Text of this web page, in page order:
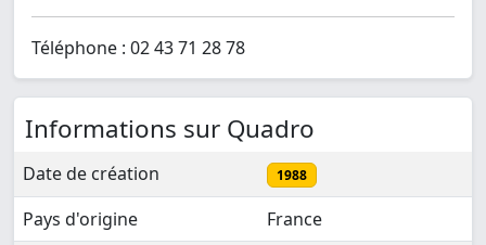
Téléphone : 02 43 71 28 78
Informations sur Quadro
Date de création 1988
Pays d'origine
France